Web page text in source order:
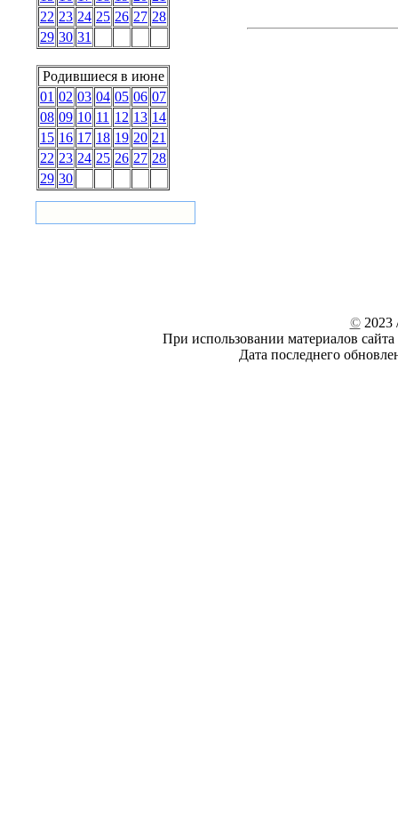
22 23 24 25 26 27 28
29 30 31
Родившиеся в июне
01 02 03 04 05 06 07
08 09 10 11 12 13 14
15 16 17 18 19 20 21
22 23 24 25 26 27 28
29 30
©2023
При использовании материалов
Дата последнего